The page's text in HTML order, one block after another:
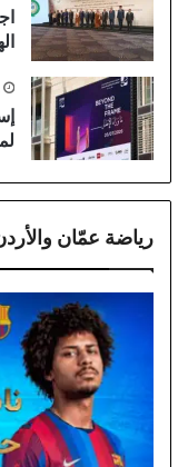
رياضة عمّان